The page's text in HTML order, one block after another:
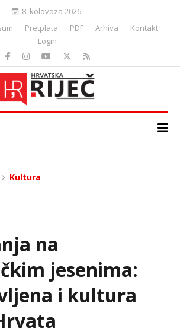
8. kolovoza 2026.
Pretplata PDF Arhiva
Kontakt
Login
Kultura
na
jesenima:
i kultura